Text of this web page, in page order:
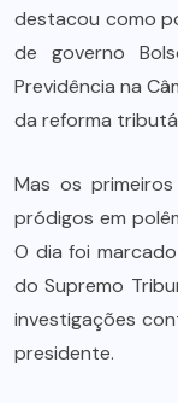
destacou como
de governo
Previdência na
da reforma
Mas os
pródigos em
O dia foi
do Supremo
investigações
presidente.